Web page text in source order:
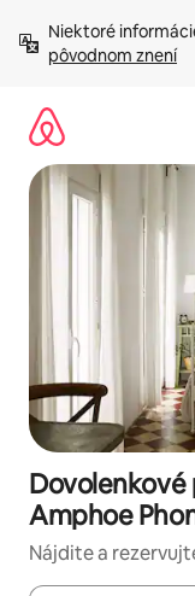
obsah.
Niektoré
pôvodnom znení
Dovolenkové
Amphoe
Nájdite a